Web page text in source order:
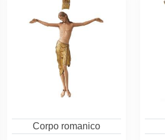
Corpo romanico